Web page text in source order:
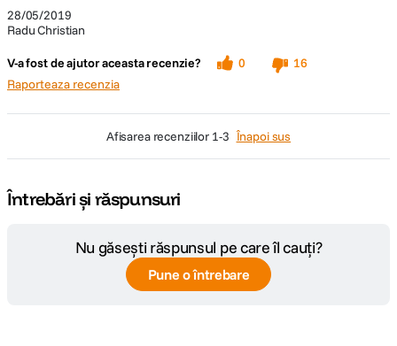
28/05/2019
Radu Christian
V-a fost de ajutor aceasta recenzie? 0
16
Raporteaza recenzia
afisarea recenziilor 1-3 Înapoi sus
Întrebări și răspunsuri
Nu găsești răspunsul pe care îl cauți?
Pune o întrebare